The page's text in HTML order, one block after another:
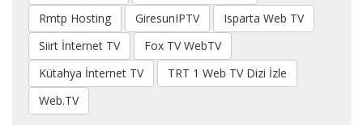
Rmtp Hosting
GiresunIPTV
Isparta Web TV
Siirt İnternet TV
Fox TV WebTV
Kütahya İnternet TV
TRT 1 Web TV Dizi İzle
Web.TV